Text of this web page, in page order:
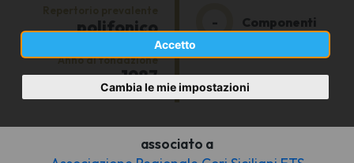
Accetto
Cambia le mie impostazioni
polifonico
Anno di fondazione
1987
- Componenti
associato a